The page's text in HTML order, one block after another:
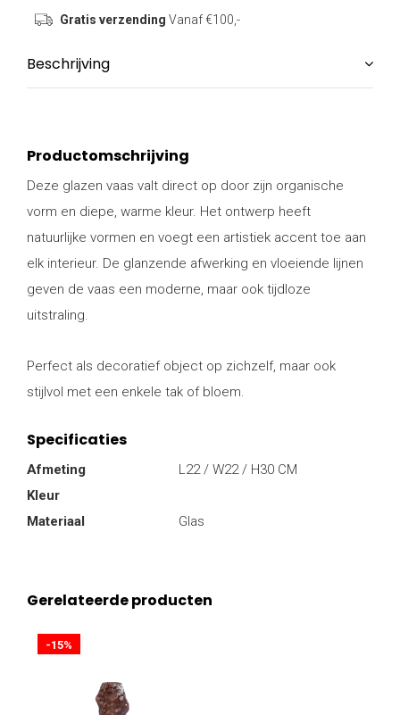
Gratis verzending Vanaf €100,-
Beschrijving
Productomschrijving
Deze glazen vaas valt direct op door zijn organische
vorm en diepe, warme kleur. Het ontwerp heeft
natuurlijke vormen en voegt een artistiek accent toe aan
elk interieur. De glanzende afwerking en vloeiende lijnen
geven de vaas een moderne, maar ook tijdloze
uitstraling.
Perfect als decoratief object op zichzelf, maar ook
stijlvol met een enkele tak of bloem.
Specificaties
Afmeting
L22 / W22 / H30 CM
Kleur
Materiaal
Glas
Gerelateerde producten
-15%